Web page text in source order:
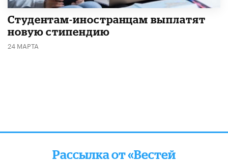
Студентам-иностранцам выплатят
новую стипендию
24 МАРТА
Рассылка от «Вестей